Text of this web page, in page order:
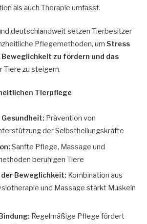
als auch Therapie umfasst.
deutschlandweit setzen Tierbesitzer
Pflegemethoden, um Stress
zu fördern und das
Tiere zu steigern.
Tierpflege
Prävention von
der Selbstheilungskräfte
Sanfte Pflege, Massage und
beruhigen Tiere
Beweglichkeit: Kombination aus
und Massage stärkt Muskeln
Regelmäßige Pflege fördert